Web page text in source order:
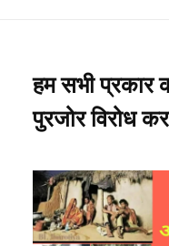
हम सभी प्रकार
पुरजोर विरोध